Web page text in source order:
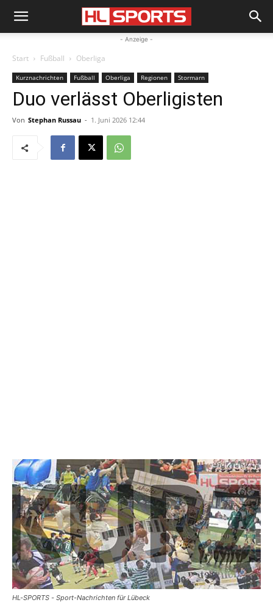
- Anzeige -
Start Fußball Oberliga
Kurznachrichten Fußball Oberliga Regionen Stormarn
Duo verlässt Oberligisten
Von Stephan Russau - 1. Juni 2026 12:44
HL-SPORTS - Sport-Nachrichten für Lübeck